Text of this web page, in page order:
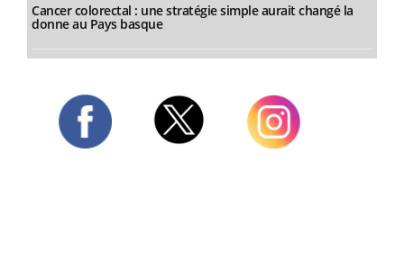
Cancer colorectal : une stratégie simple aurait changé la
donne au Pays basque